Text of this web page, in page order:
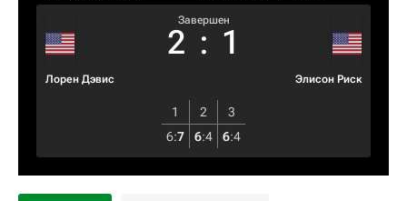
Лорен Дэвис
Завершен
2 : 1
Элисон Риск
1 2
3
6:7 6:4 6:4